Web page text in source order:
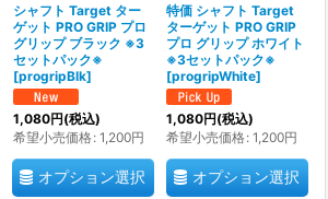
シャフト Target ター
ゲット PRO GRIP プロ
グリップ ブラック ※3
セットパック※
[progripBlk]
1,080円(税込)
希望小売価格: 1,200円
オプション選択
特価 シャフト Target
ターゲット PRO GRIP
プロ グリップ ホワイト
※3セットパック※
[progripWhite]
1,080円(税込)
希望小売価格: 1,200円
オプション選択